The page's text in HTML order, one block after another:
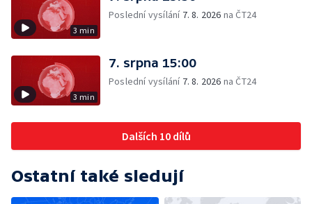
3 min
Poslední vysílání 7. 8. 2026 na ČT24
3 min
7. srpna 15:00
Poslední vysílání 7. 8. 2026 na ČT24
Dalších 10 dílů
Ostatní také sledují